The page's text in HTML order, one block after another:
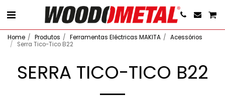
Home Produtos Ferramentas Eléctricas MAKITA
Acessórios
Serra Tico-Tico B22
SERRA TICO-TICO B22